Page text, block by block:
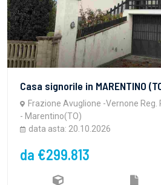
Frazione Avuglione -Vernone
- Marentino(TO)
data asta: 20.10.2026
da €299.813